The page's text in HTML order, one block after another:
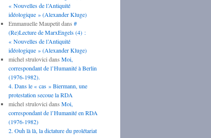
« Nouvelles de l’Antiquité
idéologique » (Alexander Kluge)
Emmanuelle Maupetitdans #
(Re)Lecture de MarxEngels (4) :
« Nouvelles de l’Antiquité
idéologique » (Alexander Kluge)
michel strulovici dans Moi,
correspondant de l’Humanité à Berlin
(1976-1982).
4. Dans le « cas » Biermann, une
protestation secoue la RDA
michel strulovici dans Moi,
correspondant de l’Humanité en RDA
(1976-1982)
2. Ouh là là, la dictature du prolétariat